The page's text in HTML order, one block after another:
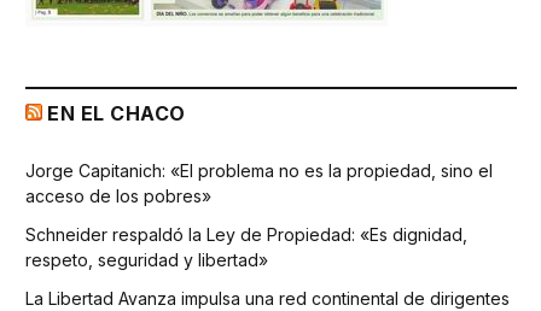
EN EL CHACO
Jorge Capitanich: «El problema no es la propiedad, sino el
acceso de los pobres»
Schneider respaldó la Ley de Propiedad: «Es dignidad,
respeto, seguridad y libertad»
La Libertad Avanza impulsa una red continental de dirigentes